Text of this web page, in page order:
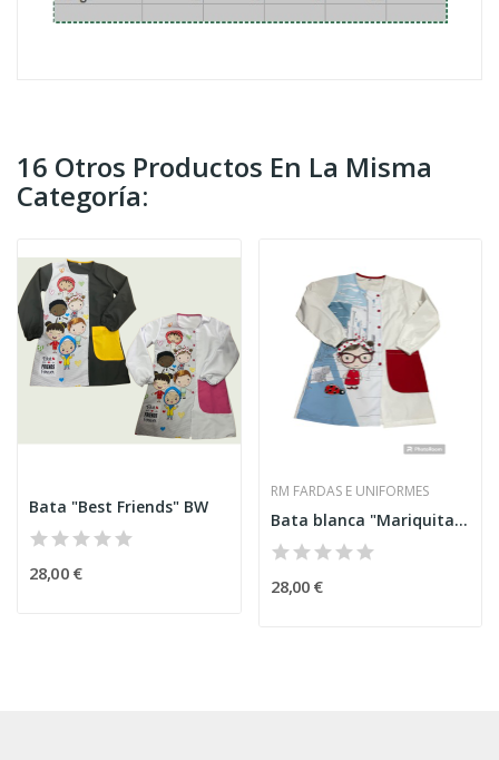
16 Otros Productos En La Misma
Categoría:
Bata "Best Friends" BW
28,00 €
RM FARDAS E UNIFORMES
Bata blanca "Mariquita Portimão"
28,00 €